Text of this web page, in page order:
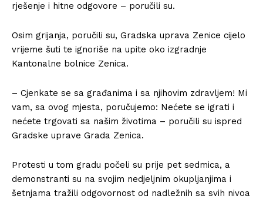
rješenje i hitne odgovore – poručili su.
Osim grijanja, poručili su, Gradska uprava Zenice cijelo
vrijeme šuti te ignoriše na upite oko izgradnje
Kantonalne bolnice Zenica.
– Cjenkate se sa građanima i sa njihovim zdravljem! Mi
vam, sa ovog mjesta, poručujemo: Nećete se igrati i
nećete trgovati sa našim životima – poručili su ispred
Gradske uprave Grada Zenica.
Protesti u tom gradu počeli su prije pet sedmica, a
demonstranti su na svojim nedjeljnim okupljanjima i
šetnjama tražili odgovornost od nadležnih sa svih nivoa